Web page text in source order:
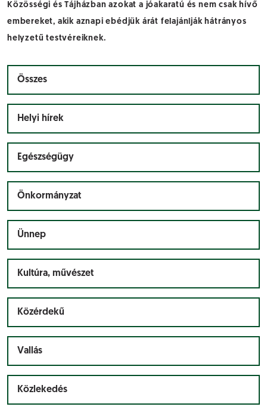
Közösségi és Tájházban azokat a jóakaratú és nem csak hívő
embereket, akik aznapi ebédjük árát felajánlják hátrányos
helyzetű testvéreiknek.
Összes
Helyi hírek
Egészségügy
Önkormányzat
Ünnep
Kultúra, művészet
Közérdekű
Vallás
Közlekedés